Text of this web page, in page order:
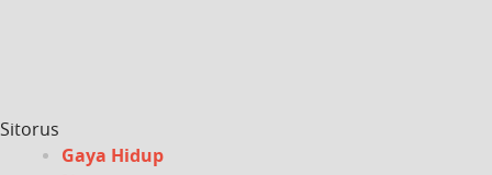
Sitorus
Gaya Hidup